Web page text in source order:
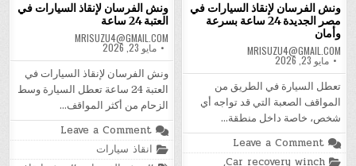
ونش الفرسان لإنقاذ السيارات في
العتبة 24 ساعة
MRISUZU4@GMAIL.COM
مايو 23, 2026
ونش الفرسان لإنقاذ السيارات في
العتبة 24 ساعة تعطل السيارة وسط
الزحام من أكثر المواقف…
Leave a Comment
ونش
لإنقاذ
Posted
in
انقاذ سيارات
ونش الفرسان لإنقاذ السيارات في
مصر الجديدة 24 ساعة بسرعة
وأمان
MRISUZU4@GMAIL.COM
مايو 23, 2026
تعطل السيارة في الطريق من
المواقف الصعبة التي قد تواجه أي
شخص، خاصة داخل منطقة…
Leave a Comment
ونش
Posted
Car recovery winch
,